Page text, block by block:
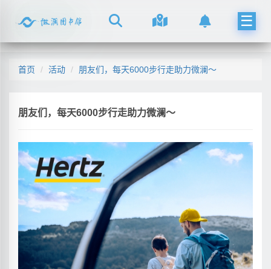
☰
首页 活动 朋友们，每天6000步行走助力微澜～
朋友们，每天6000步行走助力微澜～